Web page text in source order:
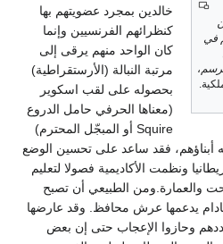
في
،
خالدين بمجرد عضويتهم بها
كنظرائهم الفرنسيين وإنما
كان الواحد منهم يرقى إلى
مرتبة النبالة (الأرستقراطية)
بحصوله على لقب اسكوير
(معناها الحرفي حامل الدروع
Squire أو المبجّل المحترم)
أبناؤهم، فقد ساعد على تحسين الوضع
ونظمت الأكاديمية فصولا لتعليم
والعمارة.ومن الطبيعي أن تصبح
مادام يدعمها عرش محافظ. وقد عارضها
وحازوا الإعجاب حتى إن بعض